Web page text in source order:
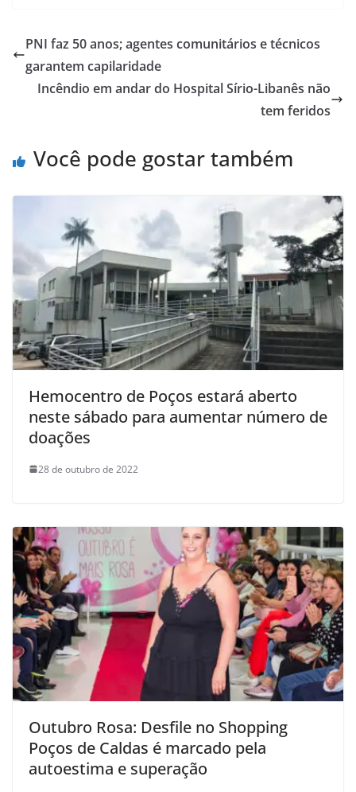
PNI faz 50 anos; agentes comunitários e técnicos
garantem capilaridade
Incêndio em andar do Hospital Sírio-Libanês não
tem feridos
Você pode gostar também
Hemocentro de Poços estará aberto
neste sábado para aumentar número de
doações
28 de outubro de 2022
Outubro Rosa: Desfile no Shopping
Poços de Caldas é marcado pela
autoestima e superação